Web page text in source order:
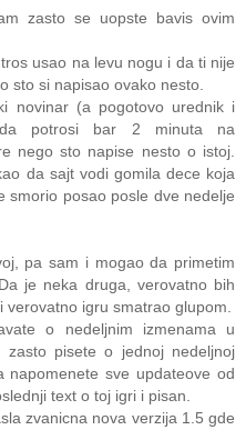
zasto se uopste bavis ovim
usao na levu nogu i da ti nije
sto si napisao ovako nesto.
novinar (a pogotovo urednik i
potrosi bar 2 minuta na
nego sto napise nesto o istoj.
da sajt vodi gomila dece koja
smorio posao posle dve nedelje
pa sam i mogao da primetim
je neka druga, verovatno bih
igru smatrao glupom.
o nedeljnim izmenama u
zasto pisete o jednoj nedeljnoj
napomenete sve updateove od
text o toj igri i pisan.
zvanicna nova verzija 1.5 gde